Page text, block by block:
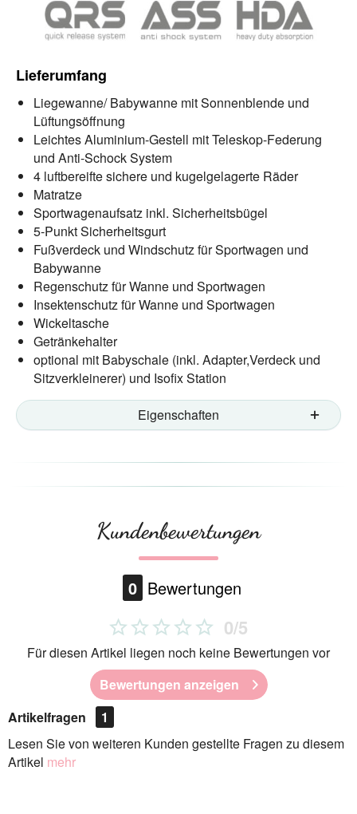
Lieferumfang
Liegewanne/ Babywanne mit Sonnenblende und
Lüftungsöffnung
Leichtes Aluminium-Gestell mit Teleskop-Federung
und Anti-Schock System
4 luftbereifte sichere und kugelgelagerte Räder
Matratze
Sportwagenaufsatz inkl. Sicherheitsbügel
5-Punkt Sicherheitsgurt
Fußverdeck und Windschutz für Sportwagen und
Babywanne
Regenschutz für Wanne und Sportwagen
Insektenschutz für Wanne und Sportwagen
Wickeltasche
Getränkehalter
optional mit Babyschale (inkl. Adapter,Verdeck und
Sitzverkleinerer) und Isofix Station
Eigenschaften
Kundenbewertungen
0 Bewertungen
0/5
Für diesen Artikel liegen noch keine Bewertungen vor
Bewertungen anzeigen
Artikelfragen
1
Lesen Sie von weiteren Kunden gestellte Fragen zu diesem
Artikel mehr